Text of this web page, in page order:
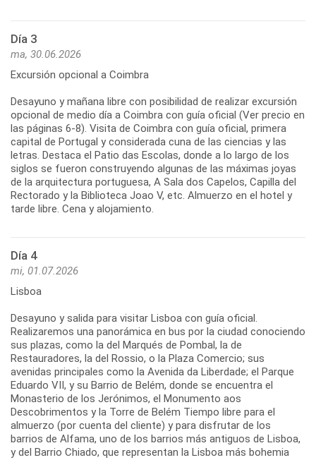
Día 3
ma, 30.06.2026
Excursión opcional a Coimbra
Desayuno y mañana libre con posibilidad de realizar excursión
opcional de medio día a Coimbra con guía oficial (Ver precio en
las páginas 6-8). Visita de Coimbra con guía oficial, primera
capital de Portugal y considerada cuna de las ciencias y las
letras. Destaca el Patio das Escolas, donde a lo largo de los
siglos se fueron construyendo algunas de las máximas joyas
de la arquitectura portuguesa, A Sala dos Capelos, Capilla del
Rectorado y la Biblioteca Joao V, etc. Almuerzo en el hotel y
Día 4
mi, 01.07.2026
Lisboa
Desayuno y salida para visitar Lisboa con guía oficial.
Realizaremos una panorámica en bus por la ciudad conociendo
sus plazas, como la del Marqués de Pombal, la de
Restauradores, la del Rossio, o la Plaza Comercio; sus
avenidas principales como la Avenida da Liberdade; el Parque
Eduardo VII, y su Barrio de Belém, donde se encuentra el
Monasterio de los Jerónimos, el Monumento aos
Descobrimentos y la Torre de Belém Tiempo libre para el
almuerzo (por cuenta del cliente) y para disfrutar de los
barrios de Alfama, uno de los barrios más antiguos de Lisboa,
y del Barrio Chiado, que representan la Lisboa más bohemia